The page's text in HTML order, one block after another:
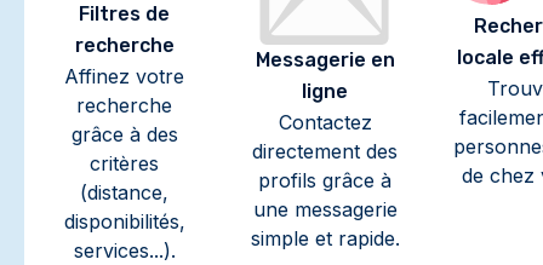
Filtres de
recherche
Affinez votre
recherche
grâce à des
critères
(distance,
disponibilités,
services...).
Messagerie en
ligne
Contactez
directement des
profils grâce à
une messagerie
simple et rapide.
locale
de chez